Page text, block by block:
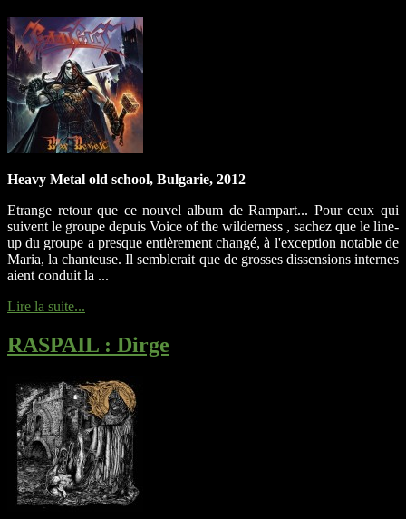
Heavy Metal old school, Bulgarie, 2012
Etrange retour que ce nouvel album de Rampart... Pour ceux qui
suivent le groupe depuis Voice of the wilderness , sachez que le line-
up du groupe a presque entièrement changé, à l'exception notable de
Maria, la chanteuse. Il semblerait que de grosses dissensions internes
aient conduit la ...
Lire la suite...
RASPAIL : Dirge